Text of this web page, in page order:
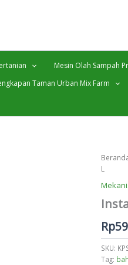
Mesin Olah Sampah
Taman Urban Mix Farm
L
Rp
SKU:
Tag: